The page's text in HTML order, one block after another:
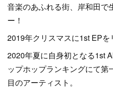
音楽のあふれる街、岸和田で
ー！
2019年クリスマスに1st EPを
2020年夏に自身初となる1st
ップホップランキングにて
目のアーティスト。